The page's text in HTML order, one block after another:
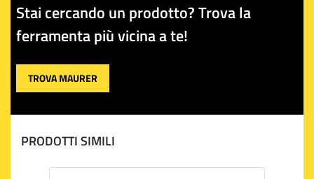
Stai cercando un prodotto? Trova la
ferramenta più vicina a te!
TROVA MAURER
PRODOTTI SIMILI